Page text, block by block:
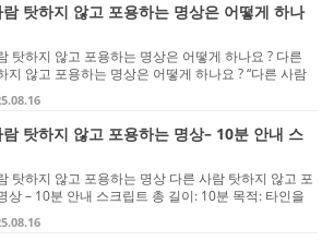
탓하지 않고 포용하는 명상은 어떻게 하나
탓하지 않고 포용하는 명상은 어떻게 하나요 ? 다른
지 않고 포용하는 명상은 어떻게 하나요 ? “다른 사람
의 요소를 함께 활용할 수 있습니다. 핵심은 “비난이나
탓하지 않고 포용하는 명상– 10분 안내 스
탓하지 않고 포용하는 명상 다른 사람 탓하지 않고 포
상 – 10분 안내 스크립트 총 길이: 10분 목적: 타인을
– 1:00 | 시작 – 호흡과 안정 “편안하게 앉거나 누워주